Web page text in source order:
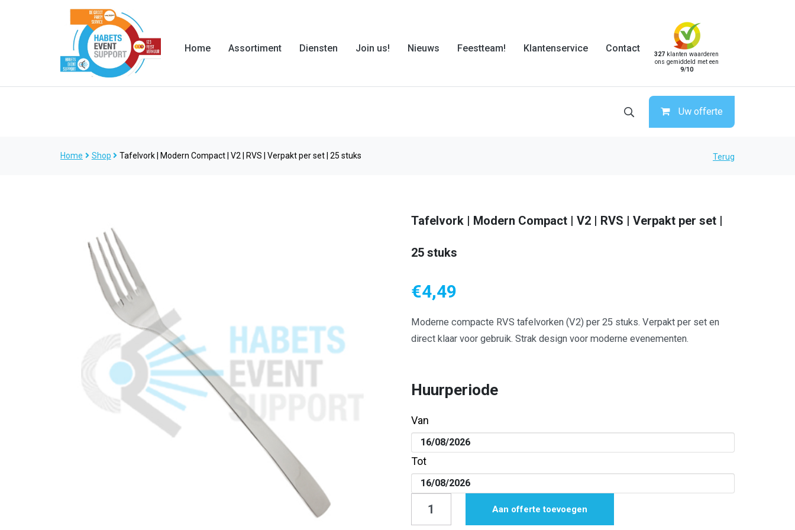
Home Assortiment Diensten Join us! Nieuws Feestteam! Klantenservice Contact
327 klanten waarderen
ons gemiddeld met een
9/10
Uw offerte
Home Shop Tafelvork | Modern Compact | V2 | RVS | Verpakt per set | 25 stuks Terug
Tafelvork | Modern Compact | V2 | RVS | Verpakt per set |
25 stuks
€4,49
Moderne compacte RVS tafelvorken (V2) per 25 stuks. Verpakt per set en
direct klaar voor gebruik. Strak design voor moderne evenementen.
Huurperiode
Van
Tot
Aan offerte toevoegen